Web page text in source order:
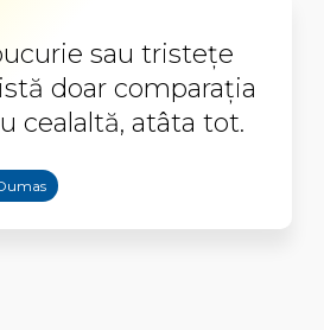
sau tristețe
doar comparația
cealaltă, atâta tot.